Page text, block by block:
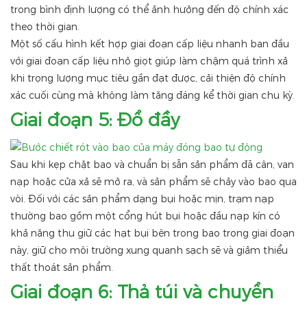
trong bình định lượng có thể ảnh hưởng đến độ chính xác
theo thời gian.
Một số cấu hình kết hợp giai đoạn cấp liệu nhanh ban đầu
với giai đoạn cấp liệu nhỏ giọt giúp làm chậm quá trình xả
khi trọng lượng mục tiêu gần đạt được, cải thiện độ chính
xác cuối cùng mà không làm tăng đáng kể thời gian chu kỳ.
Giai đoạn 5: Đổ đầy
Sau khi kẹp chặt bao và chuẩn bị sẵn sản phẩm đã cân, van
nạp hoặc cửa xả sẽ mở ra, và sản phẩm sẽ chảy vào bao qua
vòi. Đối với các sản phẩm dạng bụi hoặc mịn, trạm nạp
thường bao gồm một cổng hút bụi hoặc đầu nạp kín có
khả năng thu giữ các hạt bụi bên trong bao trong giai đoạn
này, giữ cho môi trường xung quanh sạch sẽ và giảm thiểu
thất thoát sản phẩm.
Giai đoạn 6: Thả túi và chuyển